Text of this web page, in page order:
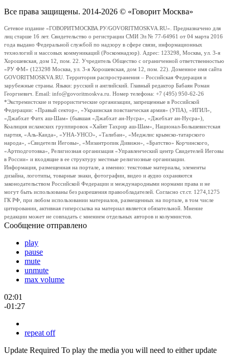
Все права защищены. 2014-2026 © «Говорит Москва»
Сетевое издание «ГОВОРИТМОСКВА.РУ/GOVORITMOSKVA.RU». Предназначено для
лиц старше 16 лет. Свидетельство о регистрации СМИ Эл № 77-64961 от 04 марта 2016
года выдано Федеральной службой по надзору в сфере связи, информационных
технологий и массовых коммуникаций (Роскомнадзор). Адрес: 123298, Москва, ул. 3-я
Хорошевская, дом 12, пом. 22. Учредитель Общество с ограниченной ответственностью
«РУ ФМ» (123298 Москва, ул. 3-я Хорошевская, дом 12, пом. 22). Доменное имя сайта
GOVORITMOSKVA.RU. Территория распространения – Российская Федерация и
зарубежные страны. Языки: русский и английский. Главный редактор Бабаян Роман
Георгиевич. Email: info@govoritmoskva.ru. Номер телефона: +7 (495) 950-62-26
*Экстремистские и террористические организации, запрещенные в Российской
Федерации: «Правый сектор», «Украинская повстанческая армия» (УПА), «ИГИЛ»,
«Джабхат Фатх аш-Шам» (бывшая «Джабхат ан-Нусра», «Джебхат ан-Нусра»),
Коалиция исламских группировок «Хайят Тахрир аш-Шам», Национал-Большевистская
партия, «Аль-Каида», «УНА-УНСО», «Талибан», «Меджлис крымско-татарского
народа», «Свидетели Иеговы», «Мизантропик Дивижн», «Братство» Корчинского,
«Артподготовка», Религиозная организация «Управленческий центр Свидетелей Иеговы
в России» и входящие в ее структуру местные религиозные организации.
Информация, размещенная на портале, а именно: текстовые материалы, элементы
дизайна, логотипы, товарные знаки, фотографии, видео и аудио охраняются
законодательством Российской Федерации и международными нормами права и не
могут быть использованы без разрешения правообладателей. Согласно ст.ст. 1274,1275
ГК РФ, при любом использовании материалов, размещенных на портале, в том числе
цитировании, активная гиперссылка на материал является обязательной. Мнение
редакции может не совпадать с мнением отдельных авторов и колумнистов.
Сообщение отправлено
play
pause
mute
unmute
max volume
02:01
-01:27
repeat off
Update Required To play the media you will need to either update